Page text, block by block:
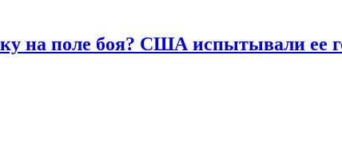
на поле боя? США испытывали ее